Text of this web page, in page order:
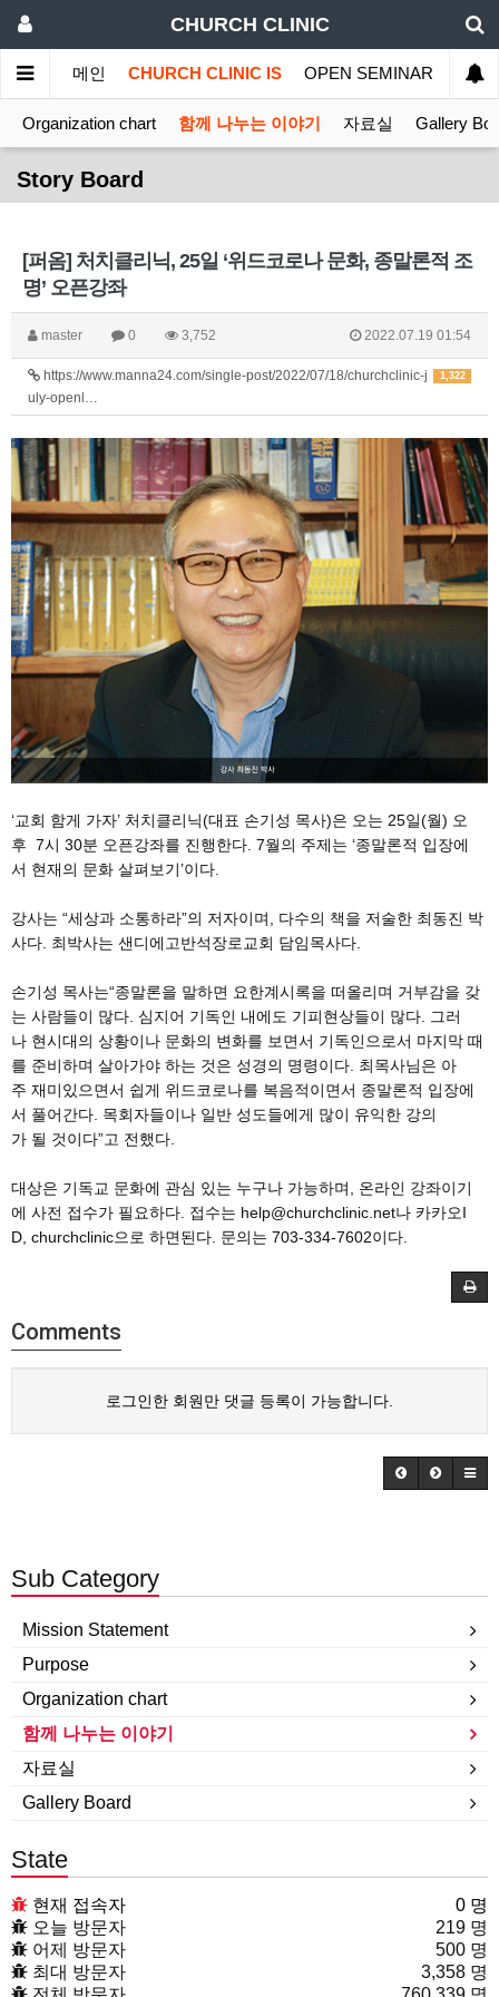
CHURCH CLINIC
메인 CHURCH CLINIC IS OPEN SEMINAR
Organization chart 함께 나누는 이야기 자료실 Gallery
Story Board
[퍼옴] 처치클리닉, 25일 ‘위드코로나 문화, 종말론적 조
명’ 오픈강좌
master 0 3,752 2022.07.19 01:54
1,322
https://www.manna24.com/single-post/2022/07/18/churchclinic-j
uly-openl…
‘교회 함게 가자’ 처치클리닉(대표 손기성 목사)은 오는 25일(월) 오
후 7시 30분 오픈강좌를 진행한다. 7월의 주제는 ‘종말론적 입장에
서 현재의 문화 살펴보기’이다.
강사는 “세상과 소통하라”의 저자이며, 다수의 책을 저술한 최동진 박
사다. 최박사는 샌디에고반석장로교회 담임목사다.
손기성 목사는“종말론을 말하면 요한계시록을 떠올리며 거부감을 갖
는 사람들이 많다. 심지어 기독인 내에도 기피현상들이 많다. 그러
나 현시대의 상황이나 문화의 변화를 보면서 기독인으로서 마지막 때
를 준비하며 살아가야 하는 것은 성경의 명령이다. 최목사님은 아
주 재미있으면서 쉽게 위드코로나를 복음적이면서 종말론적 입장에
서 풀어간다. 목회자들이나 일반 성도들에게 많이 유익한 강의
가 될 것이다”고 전했다.
대상은 기독교 문화에 관심 있는 누구나 가능하며, 온라인 강좌이기
에 사전 접수가 필요하다. 접수는 help@churchclinic.net나 카카오I
D, churchclinic으로 하면된다. 문의는 703-334-7602이다.
Comments
로그인한 회원만 댓글 등록이 가능합니다.
Sub Category
Mission Statement
Purpose
Organization chart
함께 나누는 이야기
자료실
Gallery Board
State
현재 접속자
0 명
오늘 방문자
219 명
어제 방문자
500 명
최대 방문자
3,358 명